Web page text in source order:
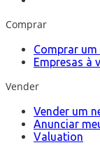
Comprar
Comprar um
Empresas à
Vender
Vender um
Anunciar
Valuation